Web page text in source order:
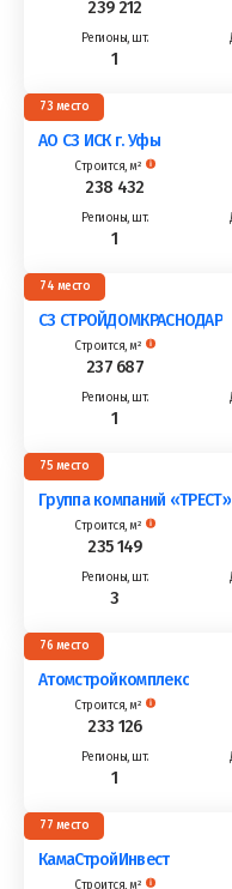
239 212
1
73
АО СЗ ИСК г. Уфы
238 432
1
74
СЗ СТРОЙДОМКРАСНОДАР
237 687
1
75
Группа компаний «ТРЕСТ»
235 149
3
76
Атомстройкомплекс
233 126
1
77
КамаСтройИнвест